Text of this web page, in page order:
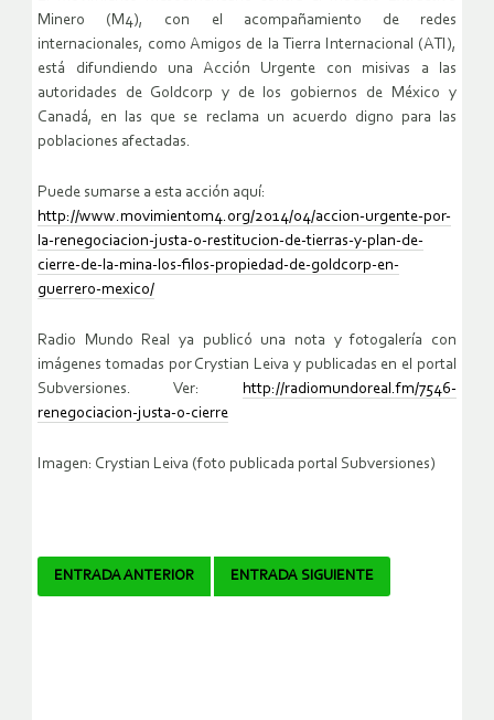
Minero (M4), con el acompañamiento de redes
internacionales, como Amigos de la Tierra Internacional (ATI),
está difundiendo una Acción Urgente con misivas a las
autoridades de Goldcorp y de los gobiernos de México y
Canadá, en las que se reclama un acuerdo digno para las
poblaciones afectadas.
Puede sumarse a esta acción aquí:
http://www.movimientom4.org/2014/04/accion-urgente-por-
la-renegociacion-justa-o-restitucion-de-tierras-y-plan-de-
cierre-de-la-mina-los-filos-propiedad-de-goldcorp-en-
guerrero-mexico/
Radio Mundo Real ya publicó una nota y fotogalería con
imágenes tomadas por Crystian Leiva y publicadas en el portal
Subversiones. Ver: http://radiomundoreal.fm/7546-
renegociacion-justa-o-cierre
Imagen: Crystian Leiva (foto publicada portal Subversiones)
Navegador
ENTRADA ANTERIOR ENTRADA SIGUIENTE